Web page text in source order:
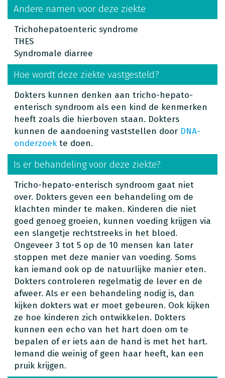
Andere namen voor deze ziekte
Trichohepatoenteric syndrome
THES
Syndromale diarree
Hoe wordt deze ziekte vastgesteld?
Dokters kunnen denken aan tricho-hepato-
enterisch syndroom als een kind de kenmerken
heeft zoals die hierboven staan. Dokters
kunnen de aandoening vaststellen door DNA-
onderzoek te doen.
Is er behandeling voor deze ziekte?
Tricho-hepato-enterisch syndroom gaat niet
over. Dokters geven een behandeling om de
klachten minder te maken. Kinderen die niet
goed genoeg groeien, kunnen voeding krijgen via
een slangetje rechtstreeks in het bloed.
Ongeveer 3 tot 5 op de 10 mensen kan later
stoppen met deze manier van voeding. Soms
kan iemand ook op de natuurlijke manier eten.
Dokters controleren regelmatig de lever en de
afweer. Als er een behandeling nodig is, dan
kijken dokters wat er moet gebeuren. Ook kijken
ze hoe kinderen zich ontwikkelen. Dokters
kunnen een echo van het hart doen om te
bepalen of er iets aan de hand is met het hart.
Iemand die weinig of geen haar heeft, kan een
pruik krijgen.